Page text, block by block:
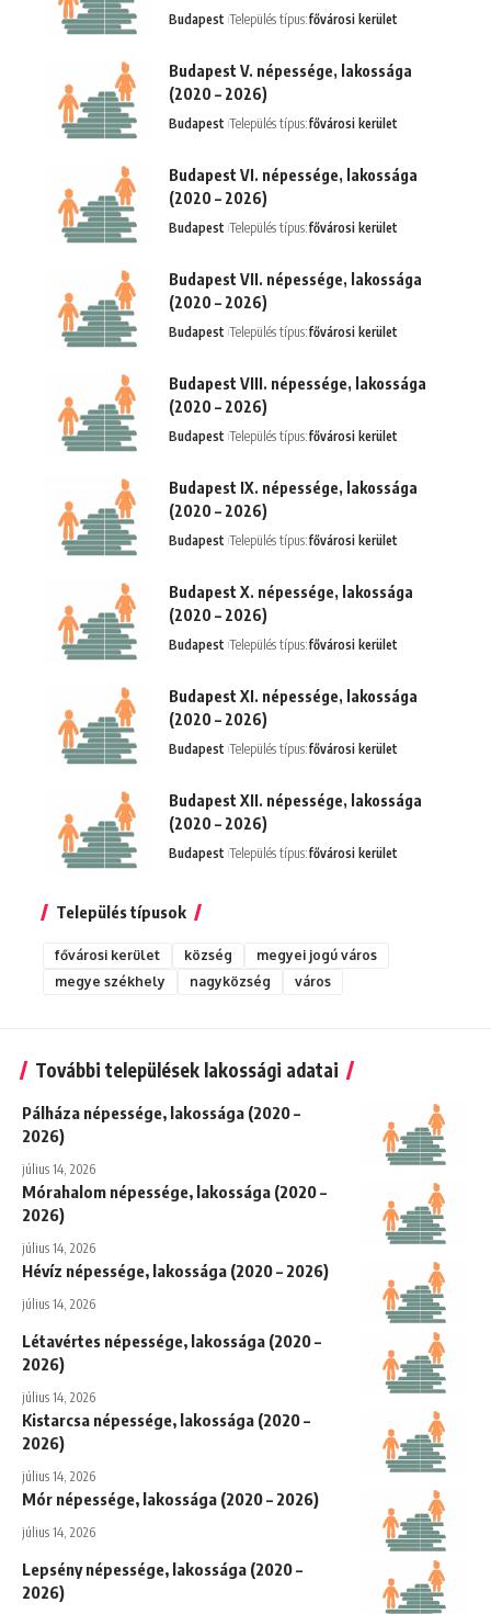
Budapest Település típus:fővárosi kerület
Budapest V. népessége, lakossága
(2020 – 2026)
Budapest Település típus:fővárosi kerület
Budapest VI. népessége, lakossága
(2020 – 2026)
Budapest Település típus:fővárosi kerület
Budapest VII. népessége, lakossága
(2020 – 2026)
Budapest Település típus:fővárosi kerület
Budapest VIII. népessége, lakossága
(2020 – 2026)
Budapest Település típus:fővárosi kerület
Budapest IX. népessége, lakossága
(2020 – 2026)
Budapest Település típus:fővárosi kerület
Budapest X. népessége, lakossága
(2020 – 2026)
Budapest Település típus:fővárosi kerület
Budapest XI. népessége, lakossága
(2020 – 2026)
Budapest Település típus:fővárosi kerület
Budapest XII. népessége, lakossága
(2020 – 2026)
Budapest Település típus:fővárosi kerület
Település típusok
fővárosi kerület község
megyei jogú város
megye székhely
nagyközség város
További települések lakossági adatai
Pálháza népessége, lakossága (2020 –
2026)
július 14, 2026
Mórahalom népessége, lakossága (2020 –
2026)
július 14, 2026
Hévíz népessége, lakossága (2020 – 2026)
július 14, 2026
Létavértes népessége, lakossága (2020 –
2026)
július 14, 2026
Kistarcsa népessége, lakossága (2020 –
2026)
július 14, 2026
Mór népessége, lakossága (2020 – 2026)
július 14, 2026
Lepsény népessége, lakossága (2020 –
2026)